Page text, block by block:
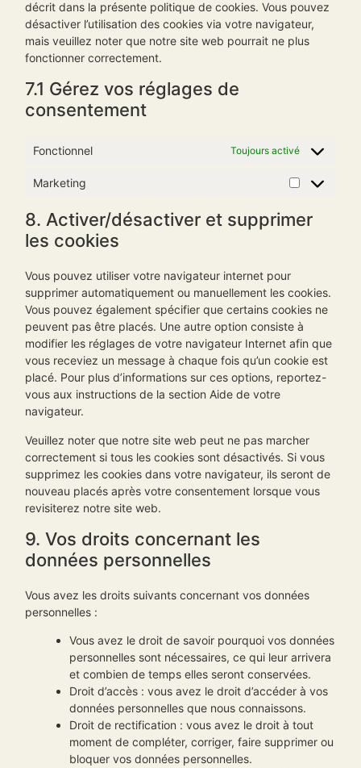
décrit dans la présente politique de cookies. Vous pouvez
désactiver l’utilisation des cookies via votre navigateur,
mais veuillez noter que notre site web pourrait ne plus
fonctionner correctement.
7.1 Gérez vos réglages de
consentement
Fonctionnel Toujours activé
Marketing
8. Activer/désactiver et supprimer
les cookies
Vous pouvez utiliser votre navigateur internet pour
supprimer automatiquement ou manuellement les cookies.
Vous pouvez également spécifier que certains cookies ne
peuvent pas être placés. Une autre option consiste à
modifier les réglages de votre navigateur Internet afin que
vous receviez un message à chaque fois qu’un cookie est
placé. Pour plus d’informations sur ces options, reportez-
vous aux instructions de la section Aide de votre
navigateur.
Veuillez noter que notre site web peut ne pas marcher
correctement si tous les cookies sont désactivés. Si vous
supprimez les cookies dans votre navigateur, ils seront de
nouveau placés après votre consentement lorsque vous
revisiterez notre site web.
9. Vos droits concernant les
données personnelles
Vous avez les droits suivants concernant vos données
personnelles :
Vous avez le droit de savoir pourquoi vos données
personnelles sont nécessaires, ce qui leur arrivera
et combien de temps elles seront conservées.
Droit d’accès : vous avez le droit d’accéder à vos
données personnelles que nous connaissons.
Droit de rectification : vous avez le droit à tout
moment de compléter, corriger, faire supprimer ou
bloquer vos données personnelles.